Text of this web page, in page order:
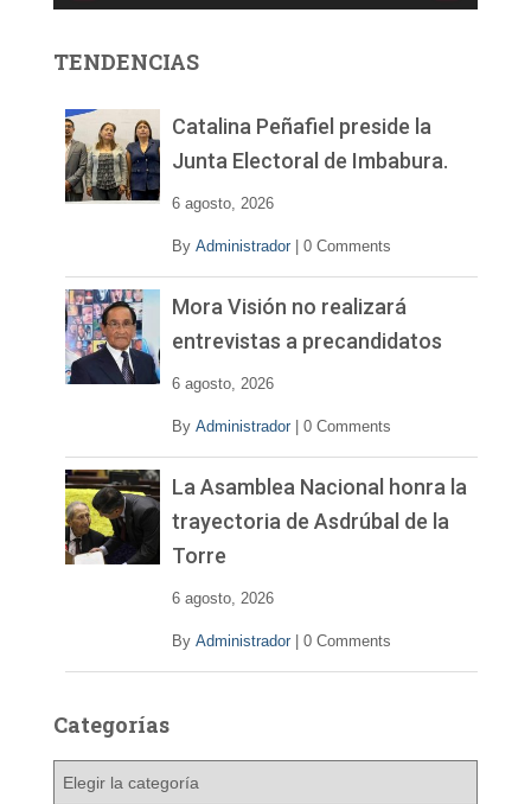
d
TENDENCIAS
Catalina Peñafiel preside la
Junta Electoral de Imbabura.
6 agosto, 2026
By Administrador 0 Comments
Mora Visión no realizará
entrevistas a precandidatos
6 agosto, 2026
By Administrador 0 Comments
La Asamblea Nacional honra la
trayectoria de Asdrúbal de la
Torre
6 agosto, 2026
By Administrador 0 Comments
Categorías